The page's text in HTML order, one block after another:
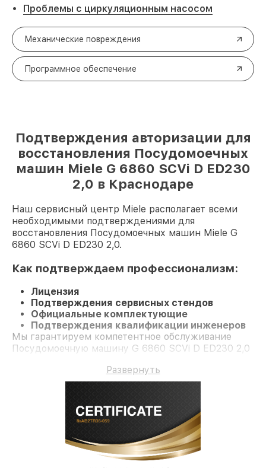
Проблемы с циркуляционным насосом
Механические повреждения
Программное обеспечение
Подтверждения авторизации для
восстановления Посудомоечных
машин Miele G 6860 SCVi D ED230
2,0 в Краснодаре
Наш сервисный центр Miele располагает всеми
необходимыми подтверждениями для
восстановления Посудомоечных машин Miele G
6860 SCVi D ED230 2,0.
Как подтверждаем профессионализм:
Лицензия
Подтверждения сервисных стендов
Официальные комплектующие
Подтверждения квалификации инженеров
Мы гарантируем компетентное обслуживание
Посудомоечную машину G 6860 SCVi D ED230 2,0
Развернуть